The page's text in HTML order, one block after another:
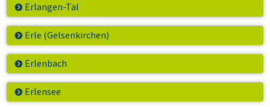
Erlangen-Tal
Erle (Gelsenkirchen)
Erlenbach
Erlensee